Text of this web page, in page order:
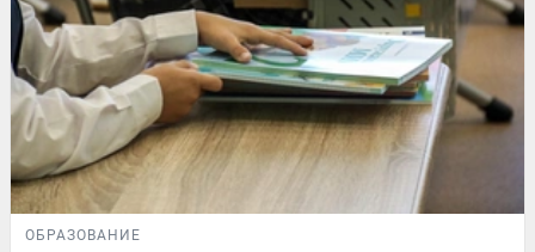
ОБРАЗОВАНИЕ